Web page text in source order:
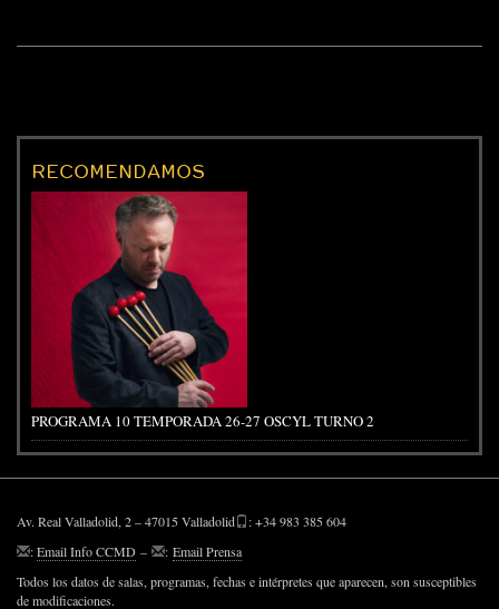
RECOMENDAMOS
PROGRAMA 10 TEMPORADA 26-27 OSCYL TURNO 2
Av. Real Valladolid, 2 – 47015 Valladolid
: +34 983 385 604
:Email Info CCMD – : Email Prensa
Todos los datos de salas, programas, fechas e intérpretes que aparecen, son susceptibles
de modificaciones.